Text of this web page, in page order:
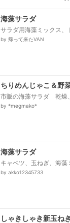
海藻サラダ
サラダ用海藻ミックス、
のサラダ用お豆、市販の
by 帰って来たVAN
ちりめんじゃこ＆野
市販の海藻サラダ 乾燥
手で一口大に裂く、玉
by *megmako*
海藻サラダ
キャベツ、玉ねぎ、海藻
り、蟹のほぐし身、乾燥
by akko12345733
しゃきしゃき新玉ね